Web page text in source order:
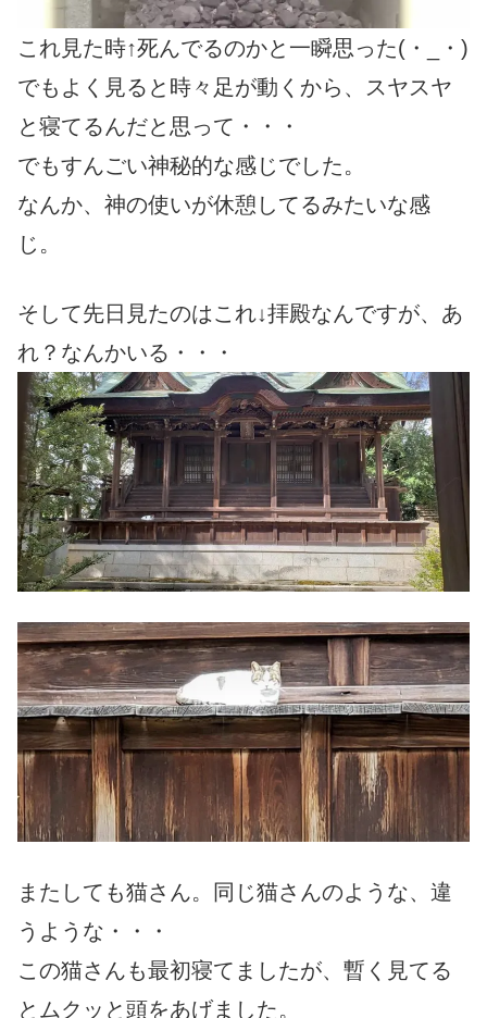
これ見た時↑死んでるのかと一瞬思った(・_・)
でもよく見ると時々足が動くから、スヤスヤ
と寝てるんだと思って・・・
でもすんごい神秘的な感じでした。
なんか、神の使いが休憩してるみたいな感
じ。
そして先日見たのはこれ↓拝殿なんですが、あ
れ？なんかいる・・・
またしても猫さん。同じ猫さんのような、違
うような・・・
この猫さんも最初寝てましたが、暫く見てる
とムクッと頭をあげました。